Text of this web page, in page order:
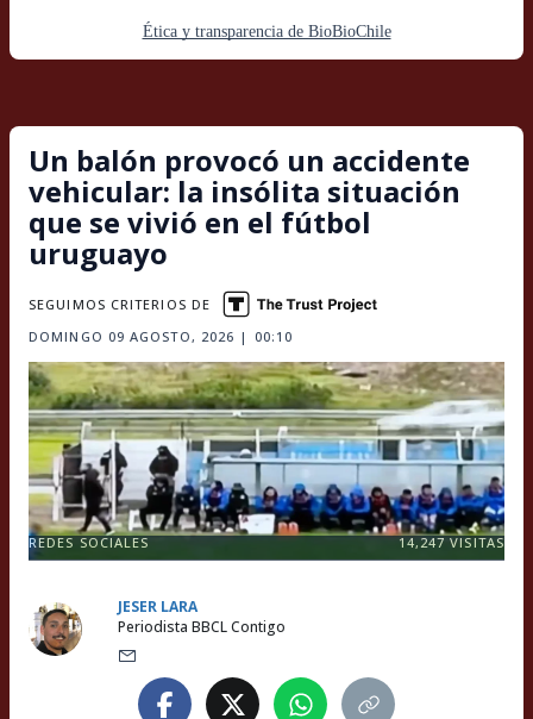
Ética y transparencia de BioBioChile
Un balón provocó un accidente
vehicular: la insólita situación
que se vivió en el fútbol
uruguayo
DOMINGO 09 AGOSTO, 2026 | 00:10
SEGUIMOS CRITERIOS DE
REDES SOCIALES 14,247 VISITAS
JESER LARA
Periodista BBCL Contigo